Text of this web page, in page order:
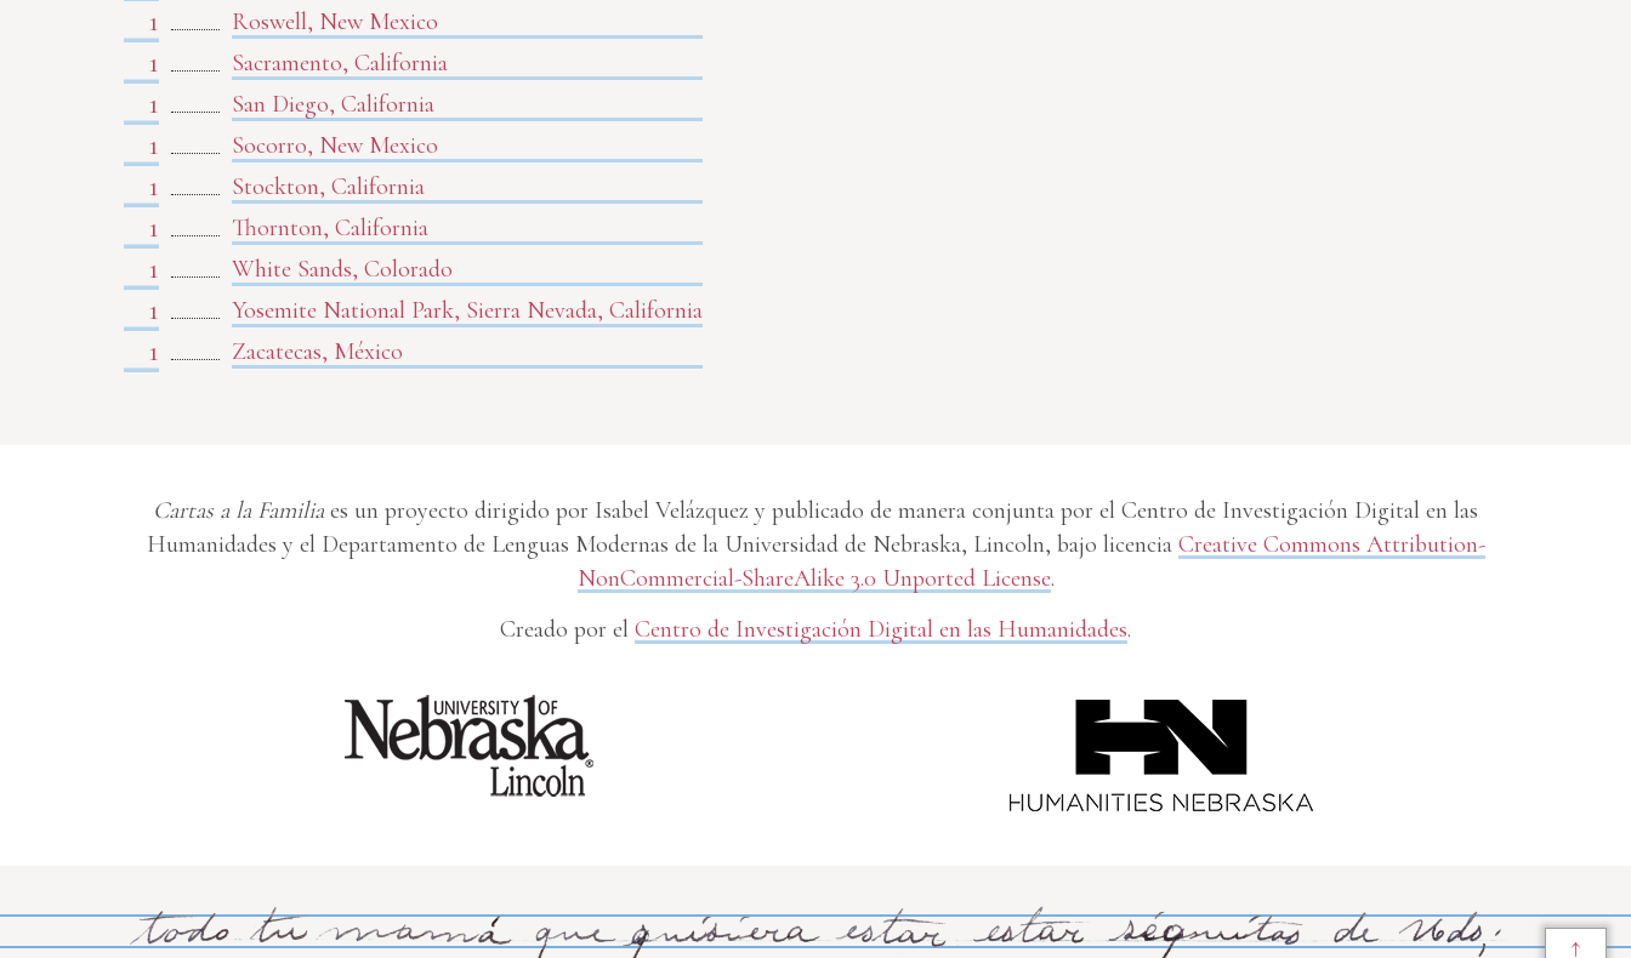
1 Roswell, New Mexico
1 Sacramento, California
1 San Diego, California
1 Socorro, New Mexico
1 Stockton, California
1 Thornton, California
1 White Sands, Colorado
1 Yosemite National Park, Sierra Nevada, California
1 Zacatecas, México
Cartas a la Familiaes un proyecto dirigido por Isabel Velázquez y publicado de manera conjunta por el Centro de Investigación Digital en las
Humanidades y el Departamento de Lenguas Modernas de la Universidad de Nebraska, Lincoln, bajo licencia Creative Commons Attribution-
NonCommercial-ShareAlike 3.0 Unported License.
Creado por el Centro de Investigación Digital en las Humanidades.
↑